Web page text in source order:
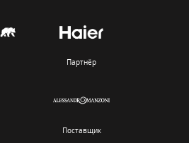
Партнёр
Поставщик